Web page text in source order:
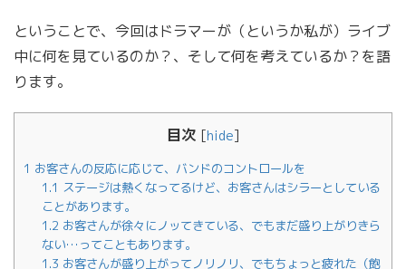
ということで、今回はドラマーが（というか私が）ライブ
中に何を見ているのか？、そして何を考えているか？を語
ります。
目次 [hide]
1 お客さんの反応に応じて、バンドのコントロールを
1.1 ステージは熱くなってるけど、お客さんはシラーとしている
ことがあります。
1.2 お客さんが徐々にノッてきている、でもまだ盛り上がりきら
ない…ってこともあります。
1.3 お客さんが盛り上がってノリノリ、でもちょっと疲れた（飽